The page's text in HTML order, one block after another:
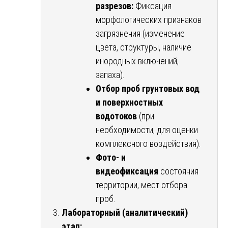
разрезов: Фиксация
морфологических признаков
загрязнения (изменение
цвета, структуры, наличие
инородных включений,
запаха).
Отбор проб грунтовых вод
и поверхностных
водотоков (при
необходимости, для оценки
комплексного воздействия).
Фото- и
видеофиксация состояния
территории, мест отбора
проб.
Лабораторный (аналитический)